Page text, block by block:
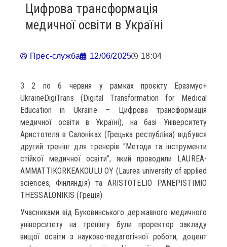
Цифрова трансформація
медичної освіти в Україні
Прес-служба 12/06/2025 18:04
З 2 по 6 червня у рамках проєкту Еразмус+
UkraineDigiTrans (Digital Transformation for Medical
Education in Ukraine – Цифрова трансформація
медичної освіти в Україні), на базі Університету
Аристотеля в Салоніках (Грецька республіка) відбувся
другий тренінг для тренерів “Методи та інструменти
стійкої медичної освіти”, який проводили LAUREA-
AMMATTIKORKEAKOULU OY (Laurea university of applied
sciences, Фінляндія) та ARISTOTELIO PANEPISTIMIO
THESSALONIKIS (Греція).
Учасниками від Буковинського державного медичного
університету на тренінгу були проректор закладу
вищої освіти з науково-педагогічної роботи, доцент